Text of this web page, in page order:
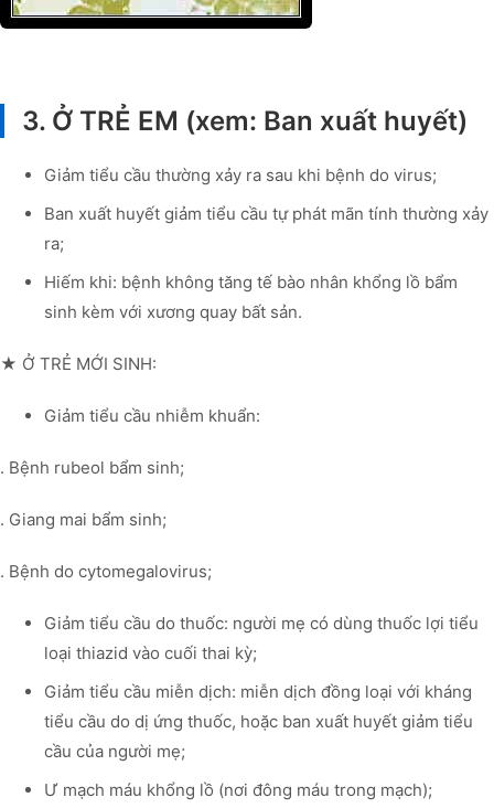
3. Ở TRẺ EM (xem: Ban xuất huyết)
Giảm tiểu cầu thường xảy ra sau khi bệnh do virus;
Ban xuất huyết giảm tiểu cầu tự phát mãn tính thường xảy
ra;
Hiếm khi: bệnh không tăng tế bào nhân khổng lồ bẩm
sinh kèm với xương quay bất sản.
★ Ở TRẺ MỚI SINH:
Giảm tiểu cầu nhiễm khuẩn:
. Bệnh rubeol bẩm sinh;
. Giang mai bẩm sinh;
. Bệnh do cytomegalovirus;
Giảm tiểu cầu do thuốc: người mẹ có dùng thuốc lợi tiểu
loại thiazid vào cuối thai kỳ;
Giảm tiểu cầu miễn dịch: miễn dịch đồng loại với kháng
tiểu cầu do dị ứng thuốc, hoặc ban xuất huyết giảm tiểu
cầu của người mẹ;
Ư mạch máu khổng lồ (nơi đông máu trong mạch);